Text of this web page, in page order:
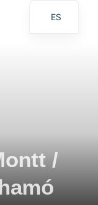
/
ES